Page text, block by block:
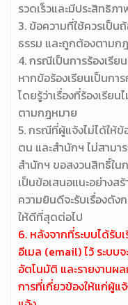
รวดเร็วและมีประสิทธิภา
3. ข้อความที่ใช้ควรเป็
ธรรม และถูกต้องตามก
4. กรณีเป็นการร้องเรี
หากข้อร้องเรียนเป็นกา
โดยรู้ว่าเรื่องที่ร้องเรีย
ตามกฎหมาย
5. กรณีที่ผู้แจ้งไม่ได้ให้
ตน และสำนักฯ ไม่สาม
สำนักฯ ขอสงวนสิทธิ์ใน
เป็นข้อเสนอแนะอย่างส
ความยินดีจะรับเรื่องดั
ให้ดีที่สุดต่อไป
6. หลังจากที่ระบบได้รับ
อีเมล (email) ไว้ ระบ
อัตโนมัติ และรายงานผ
การที่เกี่ยวข้องให้แก่ผู้แ